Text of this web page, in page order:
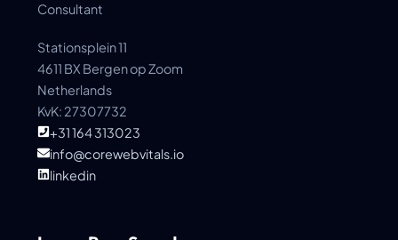
Consultant
Stationsplein 11
4611 BX Bergen op Zoom
Netherlands
KvK: 27307732
+31 164 313023
info@corewebvitals.io
linkedin